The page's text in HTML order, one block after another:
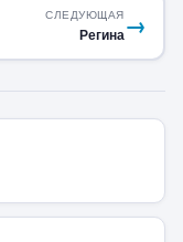
→
СЛЕДУЮЩАЯ
Регина